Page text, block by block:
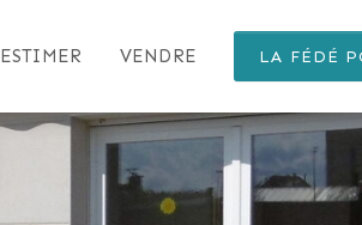
ESTIMER VENDRE LA FÉDÉ